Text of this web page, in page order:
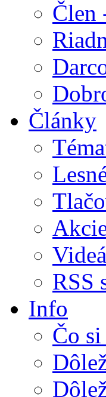
Člen
Články
Videá
RSS
Info
Čo